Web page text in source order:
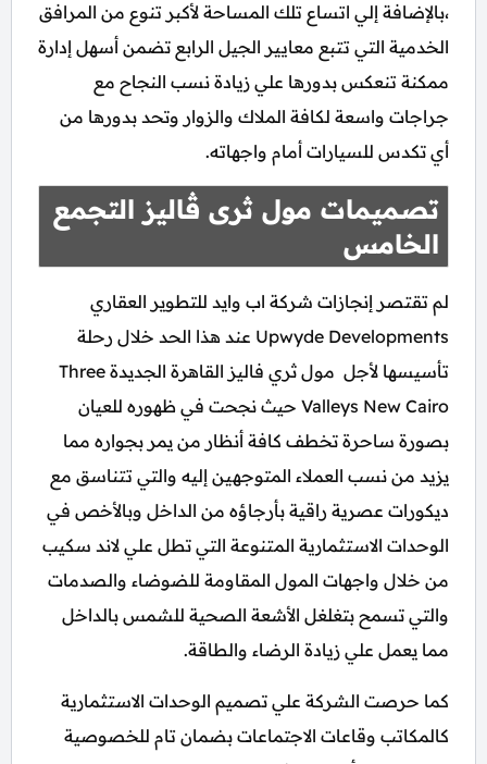
،بالإضافة إلي اتساع تلك المساحة لأكبر تنوع من المرافق
الخدمية التي تتبع معايير الجيل الرابع تضمن أسهل إدارة
ممكنة تنعكس بدورها علي زيادة نسب النجاح مع
جراجات واسعة لكافة الملاك والزوار وتحد بدورها من
أي تكدس للسيارات أمام واجهاته.
تصميمات مول ثرى ڤاليز التجمع
الخامس
لم تقتصر إنجازات شركة اب وايد للتطوير العقاري
Upwyde Developments عند هذا الحد خلال رحلة
تأسيسها لأجل مول ثري فاليز القاهرة الجديدة Three
Valleys New Cairo حيث نجحت في ظهوره للعيان
بصورة ساحرة تخطف كافة أنظار من يمر بجواره مما
يزيد من نسب العملاء المتوجهين إليه والتي تتناسق مع
ديكورات عصرية راقية بأرجاؤه من الداخل وبالأخص في
الوحدات الاستثمارية المتنوعة التي تطل علي لاند سكيب
من خلال واجهات المول المقاومة للضوضاء والصدمات
والتي تسمح بتغلغل الأشعة الصحية للشمس بالداخل
مما يعمل علي زيادة الرضاء والطاقة.
كما حرصت الشركة علي تصميم الوحدات الاستثمارية
كالمكاتب وقاعات الاجتماعات بضمان تام للخصوصية